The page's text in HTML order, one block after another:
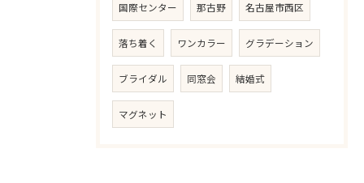
国際センター 那古野 名古屋市西区
落ち着く ワンカラー グラデーション
ブライダル 同窓会 結婚式
マグネット